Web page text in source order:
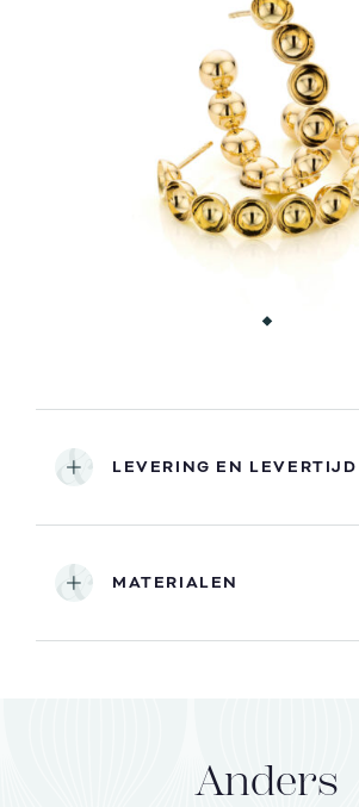
LEVERING EN LEVERTIJD
MATERIALEN
Anders